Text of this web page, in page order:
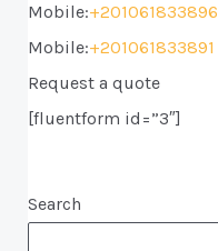
Mobile:+201061833896
Mobile:+201061833891
Request a quote
[fluentform id=”3″]
Search